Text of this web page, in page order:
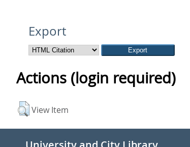
Export
Actions (login required)
View Item